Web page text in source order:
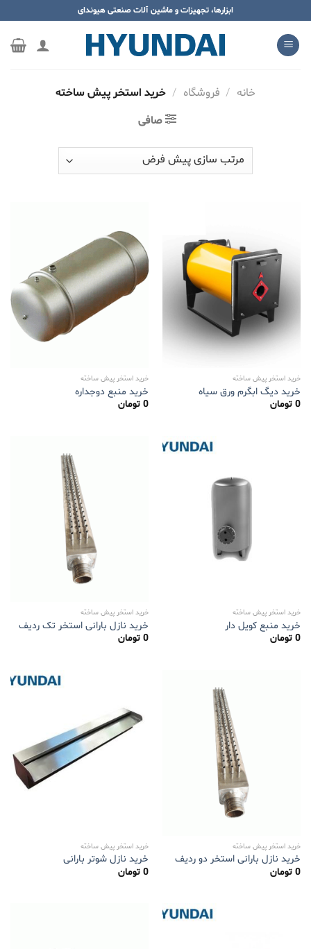
محتوا
بروید
ابزارها، تجهیزات و ماشین آلات صنعتی هیوندای
خانه / فروشگاه / خرید استخر پیش ساخته
صافی
خرید استخر پیش ساخته
خرید دیگ ابگرم ورق سیاه
0 تومان
خرید استخر پیش ساخته
خرید منبع دوجداره
0 تومان
خرید استخر پیش ساخته
خرید منبع کویل دار
0 تومان
خرید استخر پیش ساخته
خرید نازل بارانی استخر تک ردیف
0 تومان
خرید استخر پیش ساخته
خرید نازل بارانی استخر دو ردیف
0 تومان
خرید استخر پیش ساخته
خرید نازل شوتر بارانی
0 تومان